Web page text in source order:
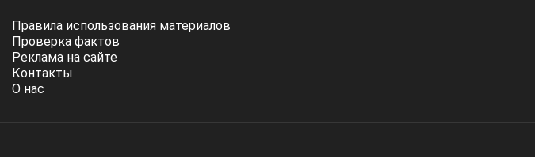
Правила использования материалов
Проверка фактов
Реклама на сайте
Контакты
О нас